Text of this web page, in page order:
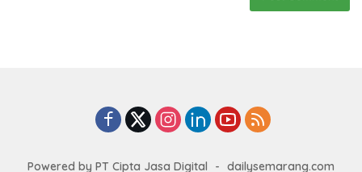
Powered by PT Cipta Jasa Digital - dailysemarang.com